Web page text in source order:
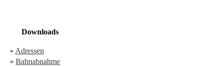
Downloads
» Adressen
» Bahnabnahme